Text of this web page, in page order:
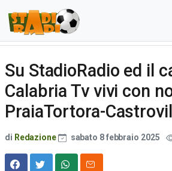
Su StadioRadio ed il
Calabria Tv vivi con
PraiaTortora-
di Redazione sabato 8 febbraio 2025